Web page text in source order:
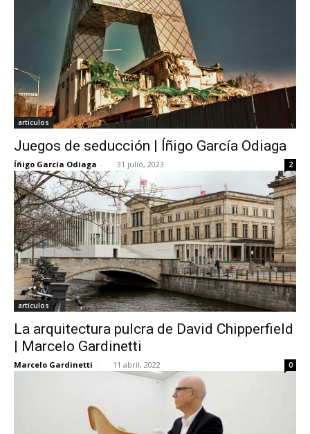
artículos
Juegos de seducción | Íñigo García Odiaga
Íñigo García Odiaga - 31 julio, 2023 2
artículos
La arquitectura pulcra de David Chipperfield
| Marcelo Gardinetti
Marcelo Gardinetti - 11 abril, 2022 0